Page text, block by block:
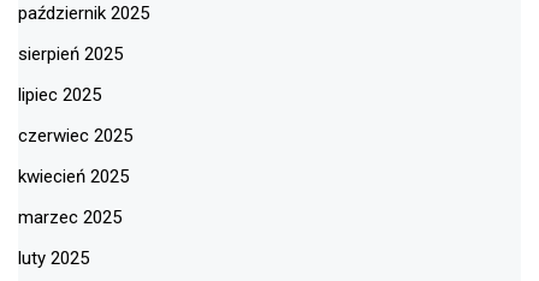
październik 2025
sierpień 2025
lipiec 2025
czerwiec 2025
kwiecień 2025
marzec 2025
luty 2025